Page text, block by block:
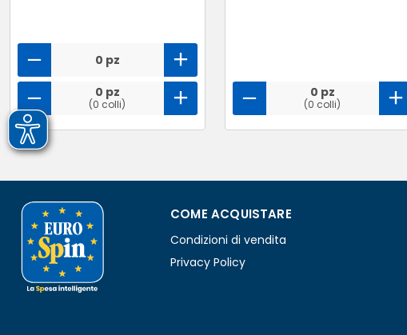
0 pz
0 pz
(0 colli)
0 pz
(0 colli)
COME ACQUISTARE
Condizioni di vendita
Privacy Policy